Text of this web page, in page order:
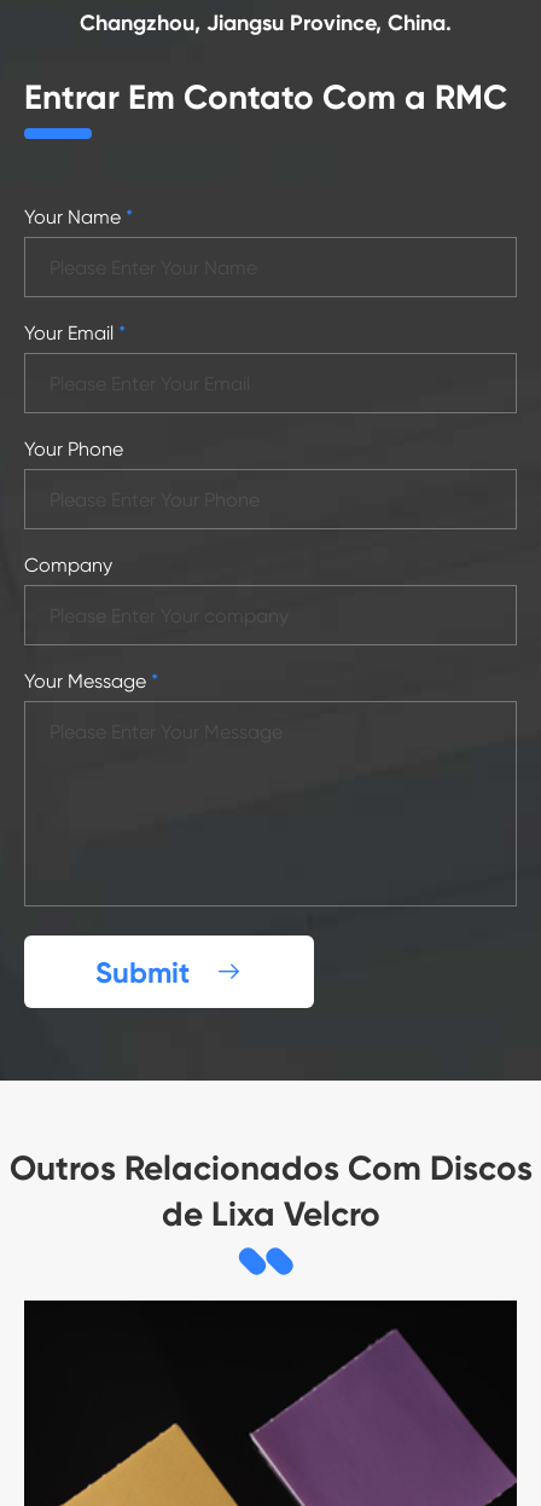
Changzhou, Jiangsu Province, China.
Entrar Em Contato Com a RMC
Your Name *
Your Email *
Your Phone
Company
Your Message *
Submit 
Outros Relacionados Com Discos
de Lixa Velcro